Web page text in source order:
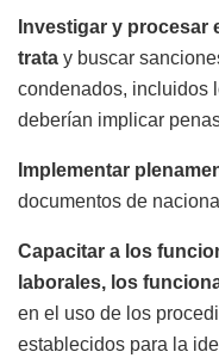
Investigar y procesar
trata y buscar
condenados, incluidos
deberían implicar
Implementar
documentos de
Capacitar a los
laborales, los
en el uso de los
establecidos para la